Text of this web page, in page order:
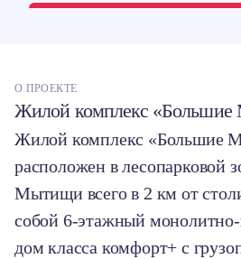
О ПРОЕКТЕ
Жилой комплекс
Жилой комплекс «Большие
расположен в лесопарковой
Мытищи всего в 2 км от
собой 6-этажный
дом класса комфорт+ с